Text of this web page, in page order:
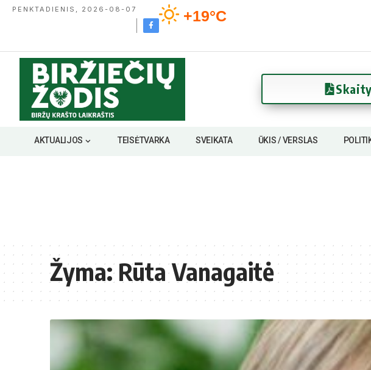
PENKTADIENIS, 2026-08-07 +19°C
AKTUALIJOS TEISĖTVARKA SVEIKATA ŪKIS / VERSLAS
Žyma:Rūta Vanagaitė